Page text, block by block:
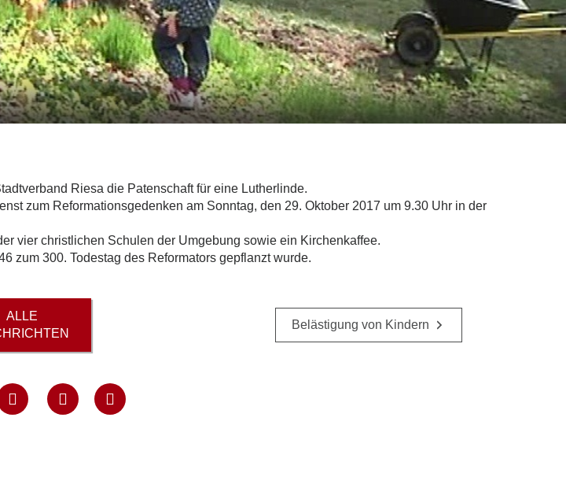
Riesa die Patenschaft für eine Lutherlinde.
zum Reformationsgedenken am Sonntag, den 29. Oktober 2017 um 9.30 Uhr in der
vier christlichen Schulen der Umgebung sowie ein Kirchenkaffee.
zum 300. Todestag des Reformators gepflanzt wurde.
ALLE
Belästigung von Kindern